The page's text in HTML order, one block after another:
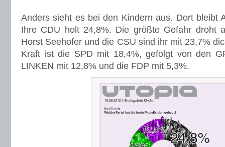
Anders sieht es bei den Kindern aus. Dort bleibt
Ihre CDU holt 24,8%. Die größte Gefahr droht
Horst Seehofer und die CSU sind ihr mit 23,7%
Kraft ist die SPD mit 18,4%, gefolgt von den
LINKEN mit 12,8% und die FDP mit 5,3%.